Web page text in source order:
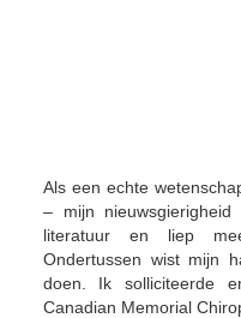
Als een echte
– mijn
literatuur en liep
Ondertussen wist mijn
doen. Ik solliciteerde
Canadian Memorial